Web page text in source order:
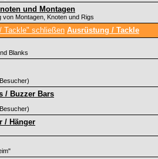
und Montagen
von Montagen, Knoten und Rigs
Ausrüstung / Tackle
Blanks
/ Buzzer Bars
/ Hänger